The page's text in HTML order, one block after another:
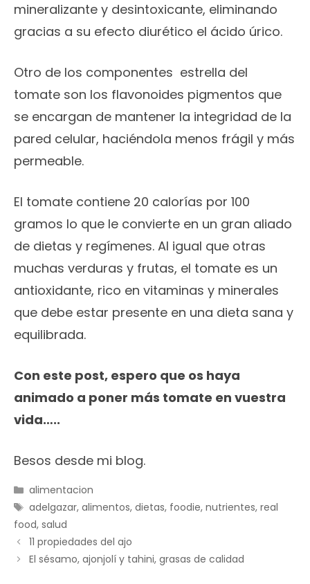
mineralizante y desintoxicante, eliminando
gracias a su efecto diurético el ácido úrico.
Otro de los componentes estrella del
tomate son los flavonoides pigmentos que
se encargan de mantener la integridad de la
pared celular, haciéndola menos frágil y más
permeable.
El tomate contiene 20 calorías por 100
gramos lo que le convierte en un gran aliado
de dietas y regímenes. Al igual que otras
muchas verduras y frutas, el tomate es un
antioxidante, rico en vitaminas y minerales
que debe estar presente en una dieta sana y
equilibrada.
Con este post, espero que os haya
animado a poner más tomate en vuestra
vida…..
Besos desde mi blog.
Categorías
alimentacion
Etiquetas
adelgazar,alimentos,dietas, foodie,nutrientes,real
food, salud
11 propiedades del ajo
El sésamo, ajonjolí y tahini, grasas de calidad